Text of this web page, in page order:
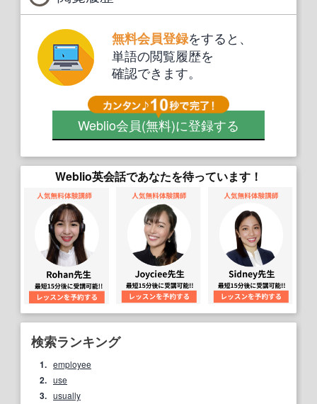
無料会員登録をすると、
単語の閲覧履歴を
確認できます。
Weblio会員(無料)に登録する
Weblio英会話であなたを待っています！
検索ランキング
1. employee
2. use
3. usually